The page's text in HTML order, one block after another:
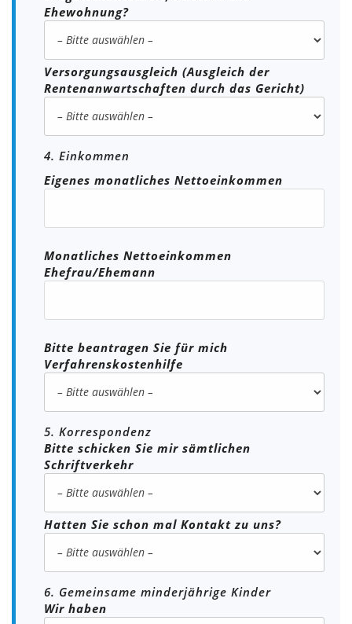
Ehewohnung?
Versorgungsausgleich (Ausgleich der
Rentenanwartschaften durch das Gericht)
4. Einkommen
Eigenes monatliches Nettoeinkommen
Monatliches Nettoeinkommen
Ehefrau/Ehemann
Bitte beantragen Sie für mich
Verfahrenskostenhilfe
5. Korrespondenz
Bitte schicken Sie mir sämtlichen
Schriftverkehr
Hatten Sie schon mal Kontakt zu uns?
6. Gemeinsame minderjährige Kinder
Wir haben